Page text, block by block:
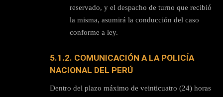
reservado, y el despacho de turno que recibió
la misma, asumirá la conducción del caso
conforme a ley.
5.1.2. COMUNICACIÓN A LA POLICÍA
NACIONAL DEL PERÚ
Dentro del plazo máximo de veinticuatro (24) horas